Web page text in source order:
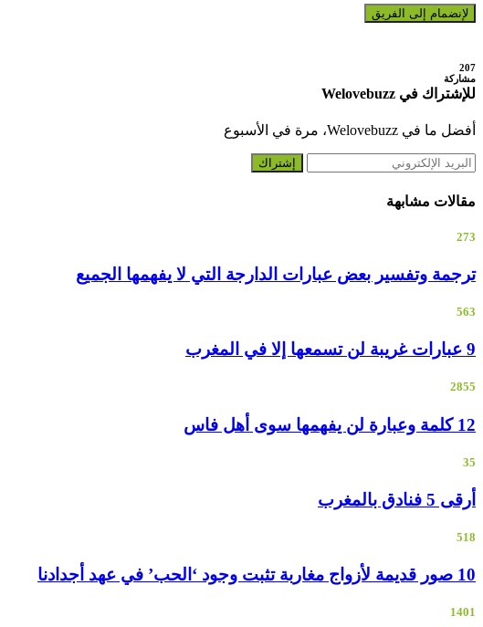
لإنضمام إلى الفريق
207
مشاركة
للإشتراك في Welovebuzz
أفضل ما في Welovebuzz، مرة في الأسبوع
إشتراك
مقالات مشابهة
273
ترجمة وتفسير بعض عبارات الدارجة التي لا يفهمها الجميع
563
9 عبارات غريبة لن تسمعها إلا في المغرب
2855
12 كلمة وعبارة لن يفهمها سوى أهل فاس
35
أرقى 5 فنادق بالمغرب
518
10 صور قديمة لأزواج مغاربة تثبت وجود ‘الحب’ في عهد أجدادنا
1401